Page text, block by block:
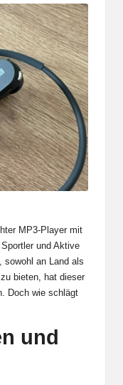
MP3-Player mit
und Aktive
sowohl an Land als
bieten, hat dieser
Doch wie schlägt
und